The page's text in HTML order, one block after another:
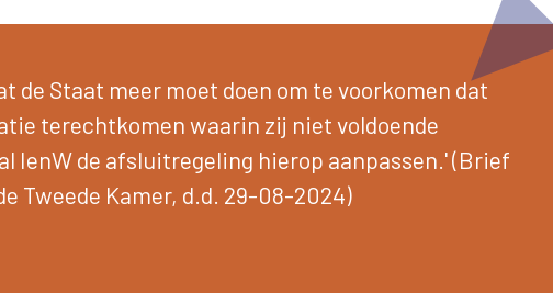
de Staat meer moet doen om te voorkomen dat
terechtkomen waarin zij niet voldoende
IenW de afsluitregeling hierop aanpassen.' (Brief
Tweede Kamer, d.d. 29-08-2024)